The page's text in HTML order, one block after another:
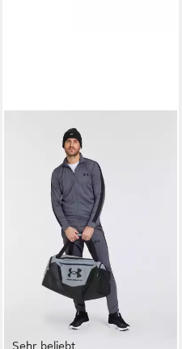
Sehr beliebt